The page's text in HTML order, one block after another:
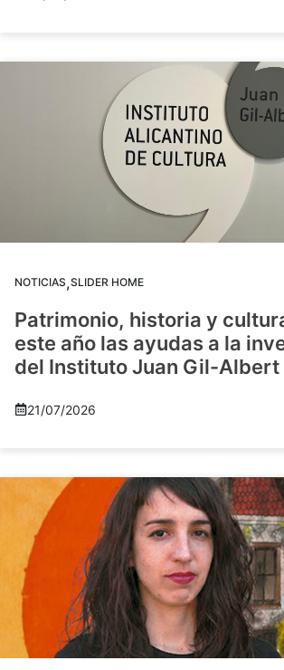
NOTICIAS,SLIDER HOME
Patrimonio, historia y
este año las ayudas a la
del Instituto Juan Gil-Albert
21/07/2026